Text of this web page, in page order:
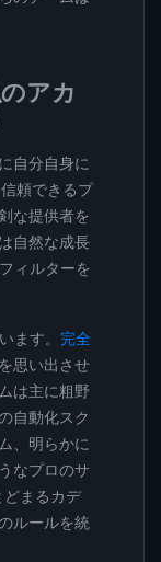
アカ
自分自身に
頼できるプ
な提供者を
自然な成長
ィルターを
ます。 完全
思い出させ
は主に粗野
自動化スク
、明らかに
なプロのサ
まるカデ
ルールを統